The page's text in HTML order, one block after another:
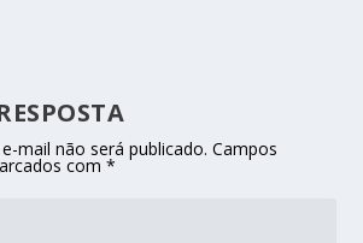
mail não será publicado. Campos
com*